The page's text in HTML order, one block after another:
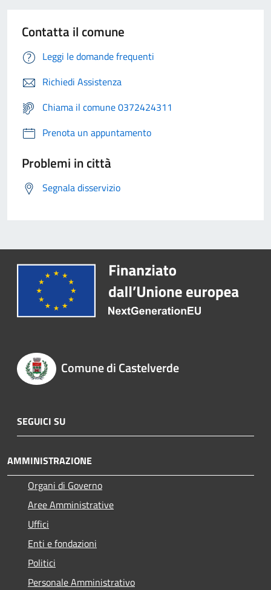
Contatta il comune
Leggi le domande frequenti
Richiedi Assistenza
Chiama il comune 0372424311
Prenota un appuntamento
Problemi in città
Segnala disservizio
Comune di Castelverde
SEGUICI SU
AMMINISTRAZIONE
Organi di Governo
Aree Amministrative
Uffici
Enti e fondazioni
Politici
Personale Amministrativo